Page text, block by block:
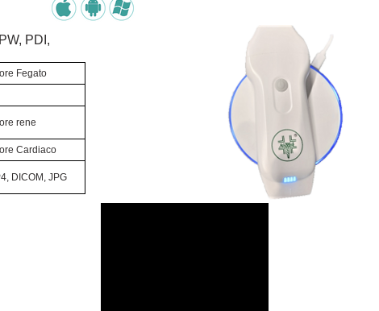
PDI,
Fegato
rene
Cardiaco
DICOM, JPG